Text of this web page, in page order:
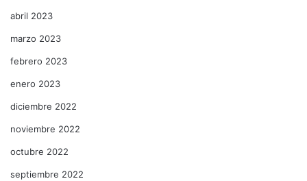
abril 2023
marzo 2023
febrero 2023
enero 2023
diciembre 2022
noviembre 2022
octubre 2022
septiembre 2022